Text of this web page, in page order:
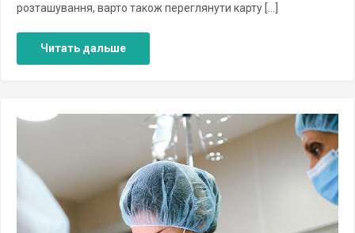
розташування, варто також переглянути карту […]
Читать дальше